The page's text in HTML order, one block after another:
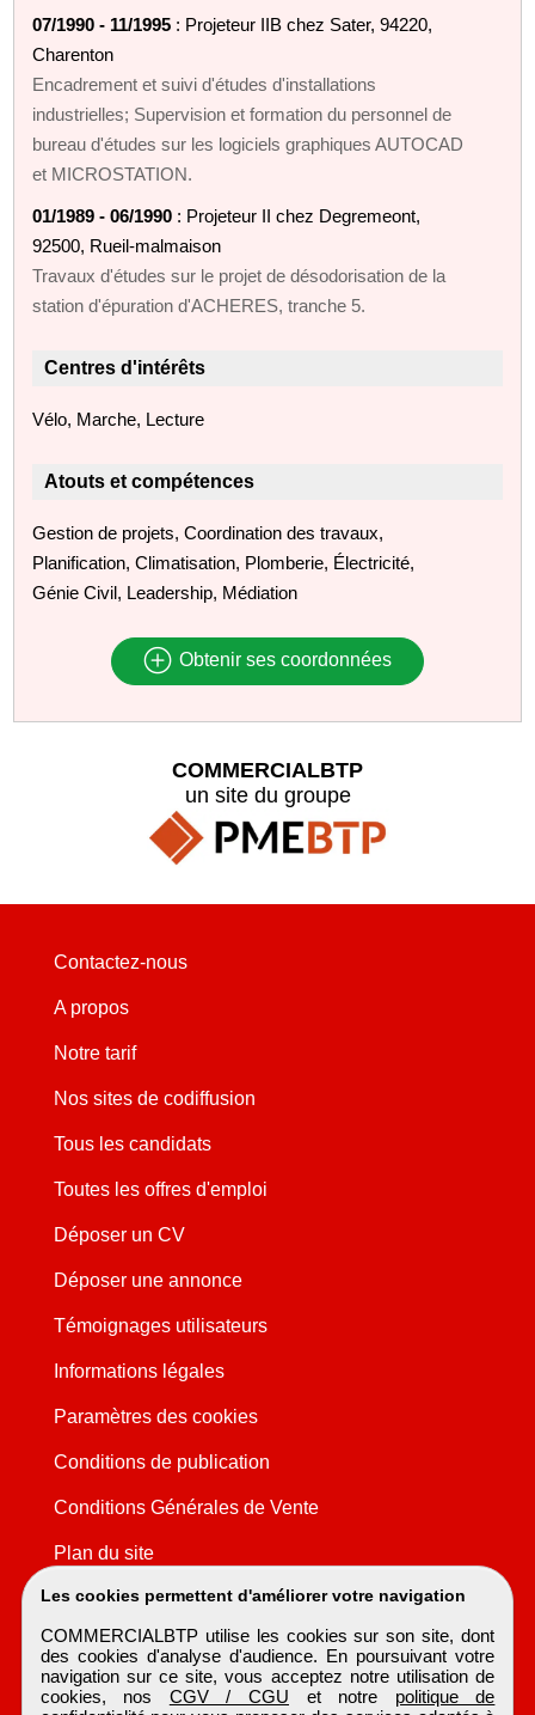
07/1990 - 11/1995 : Projeteur IIB chez Sater, 94220,
Charenton
Encadrement et suivi d'études d'installations
industrielles; Supervision et formation du personnel de
bureau d'études sur les logiciels graphiques AUTOCAD
et MICROSTATION.
01/1989 - 06/1990 : Projeteur II chez Degremeont,
92500, Rueil-malmaison
Travaux d'études sur le projet de désodorisation de la
station d'épuration d'ACHERES, tranche 5.
Centres d'intérêts
Vélo, Marche, Lecture
Atouts et compétences
Gestion de projets, Coordination des travaux,
Planification, Climatisation, Plomberie, Électricité,
Génie Civil, Leadership, Médiation
Obtenir ses coordonnées
Les cookies permettent d'améliorer votre navigation
COMMERCIALBTP utilise les cookies sur son site, dont
des cookies d'analyse d'audience. En poursuivant votre
navigation sur ce site, vous acceptez notre utilisation de
cookies, nos CGV / CGU et notre politique de
COMMERCIALBTP
un site du groupe
Contactez-nous
A propos
Notre tarif
Nos sites de codiffusion
Tous les candidats
Toutes les offres d'emploi
Déposer un CV
Déposer une annonce
Témoignages utilisateurs
Informations légales
Paramètres des cookies
Conditions de publication
Conditions Générales de Vente
Plan du site